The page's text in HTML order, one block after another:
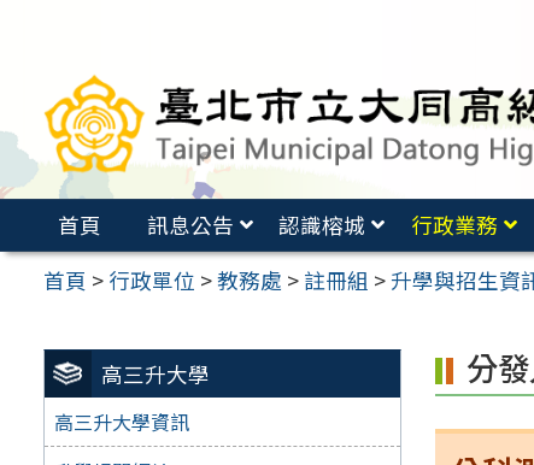
要
容
首頁 訊息公告 認識榕城 行政業務
首頁 > 行政單位 >教務處 > 註冊組 > 升學與招生資
高三升大學
高三升大學資訊
分